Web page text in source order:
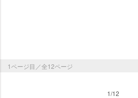
1ページ目／全12ページ
1/12